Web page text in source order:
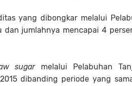
yang dibongkar melalui
jumlahnya mencapai 4
sugarmelalui Pelabuhan
dibanding periode yang